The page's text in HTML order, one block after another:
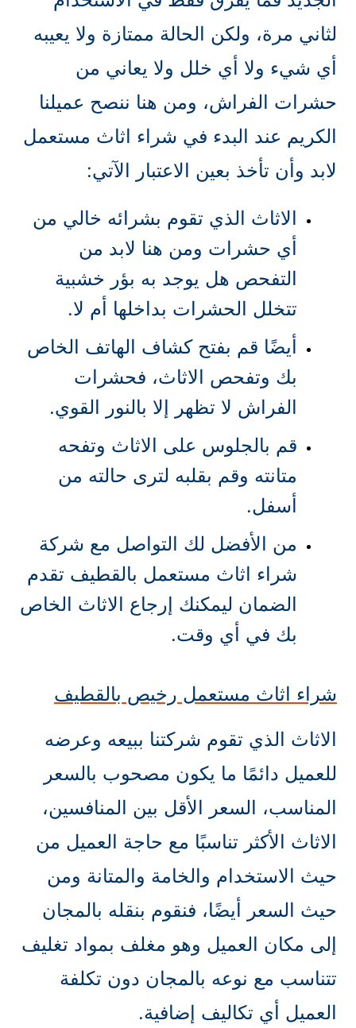
لثاني مرة، ولكن الحالة ممتازة ولا يعيبه
أي شيء ولا أي خلل ولا يعاني من
حشرات الفراش، ومن هنا ننصح عميلنا
الكريم عند البدء في شراء اثاث مستعمل
لابد وأن تأخذ بعين الاعتبار الآتي:
الاثاث الذي تقوم بشرائه خالي من
أي حشرات ومن هنا لابد من
التفحص هل يوجد به بؤر خشبية
تتخلل الحشرات بداخلها أم لا.
أيضًا قم بفتح كشاف الهاتف الخاص
بك وتفحص الاثاث، فحشرات
الفراش لا تظهر إلا بالنور القوي.
قم بالجلوس على الاثاث وتفحه
متانته وقم بقلبه لترى حالته من
أسفل.
من الأفضل لك التواصل مع شركة
شراء اثاث مستعمل بالقطيف تقدم
الضمان ليمكنك إرجاع الاثاث الخاص
بك في أي وقت.
شراء اثاث مستعمل رخيص بالقطيف
الاثاث الذي تقوم شركتنا ببيعه وعرضه
للعميل دائمًا ما يكون مصحوب بالسعر
المناسب، السعر الأقل بين المنافسين،
الاثاث الأكثر تناسبًا مع حاجة العميل من
حيث الاستخدام والخامة والمتانة ومن
حيث السعر أيضًا، فنقوم بنقله بالمجان
إلى مكان العميل وهو مغلف بمواد تغليف
تتناسب مع نوعه بالمجان دون تكلفة
العميل أي تكاليف إضافية.